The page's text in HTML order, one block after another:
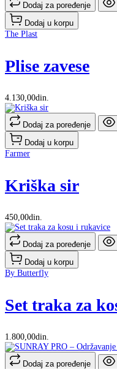
Dodaj za poređenje
Dodaj u korpu
The Plast
Plise zavese
4.130,00din.
Dodaj za poređenje
Dodaj u korpu
Farmer
Kriška sir
450,00din.
Dodaj za poređenje
Dodaj u korpu
By Butterfly
Set traka za
1.800,00din.
Dodaj za poređenje